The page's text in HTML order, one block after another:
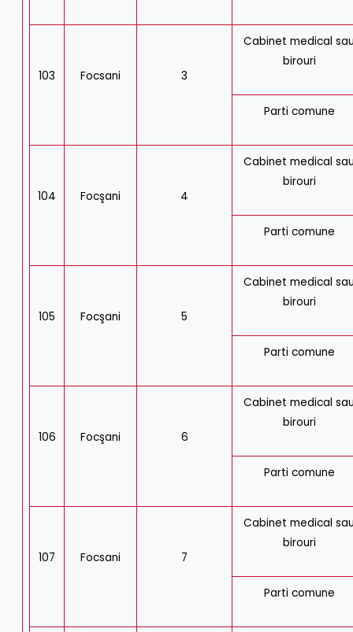
103 Focsani 3
Cabinet medical
birouri
Parti comune
104 Focşani 4
Cabinet medical
birouri
Parti comune
105 Focşani 5
Cabinet medical
birouri
Parti comune
106 Focşani 6
Cabinet medical
birouri
Parti comune
107 Focsani 7
Cabinet medical
birouri
Parti comune